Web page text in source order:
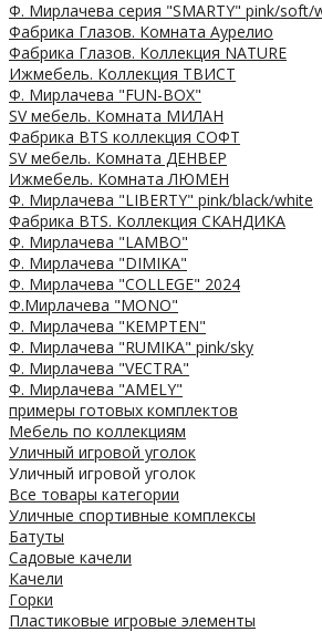
Ф. Мирлачева серия "SMARTY" pink/soft/
Фабрика Глазов. Комната Аурелио
Фабрика Глазов. Коллекция NATURE
Ижмебель. Коллекция ТВИСТ
Ф. Мирлачева "FUN-BOX"
SV мебель. Комната МИЛАН
Фабрика BTS коллекция СОФТ
SV мебель. Комната ДЕНВЕР
Ижмебель. Комната ЛЮМЕН
Ф. Мирлачева "LIBERTY" pink/black/white
Фабрика BTS. Коллекция СКАНДИКА
Ф. Мирлачева "LAMBO"
Ф. Мирлачева "DIMIKA"
Ф. Мирлачева "COLLEGE" 2024
Ф.Мирлачева "MONO"
Ф. Мирлачева "KEMPTEN"
Ф. Мирлачева "RUMIKA" pink/sky
Ф. Мирлачева "VECTRA"
Ф. Мирлачева "AMELY"
примеры готовых комплектов
Мебель по коллекциям
Уличный игровой уголок
Уличный игровой уголок
Все товары категории
Уличные спортивные комплексы
Батуты
Садовые качели
Качели
Горки
Пластиковые игровые элементы